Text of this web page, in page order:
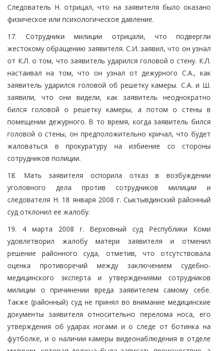
Следователь Н. отрицал, что на заявителя было оказано
физическое или психологическое давление.
17. Сотрудники милиции отрицали, что подвергли
жестокому обращению заявителя. С.И. заявил, что он узнал
от К.Л. о том, что заявитель ударился головой о стену. К.Л.
настаивал на том, что он узнал от дежурного С.А., как
заявитель ударился головой об решетку камеры. С.А. и Ш.
заявили, что они видели, как заявитель неоднократно
бился головой о решетку камеры, а потом о стены в
помещении дежурного. В то время, когда заявитель бился
головой о стены, он предположительно кричал, что будет
жаловаться в прокуратуру на избиение со стороны
сотрудников полиции.
18. Мать заявителя оспорила отказ в возбуждении
уголовного дела против сотрудников милиции и
следователя Н. 18 января 2008 г. Сыктывдинский районный
суд отклонил ее жалобу.
19. 4 марта 2008 г. Верховный суд Республики Коми
удовлетворил жалобу матери заявителя и отменил
решение районного суда, отметив, что отсутствовала
оценка противоречий между заключением судебно-
медицинского эксперта и утверждениями сотрудников
милиции о причинении вреда заявителем самому себе.
Также (районный) суд не принял во внимание медицинские
документы заявителя относительно перелома носа, его
утверждения об ударах ногами и о следе от ботинка на
футболке, и о наличии камеры видеонаблюдения в отделе